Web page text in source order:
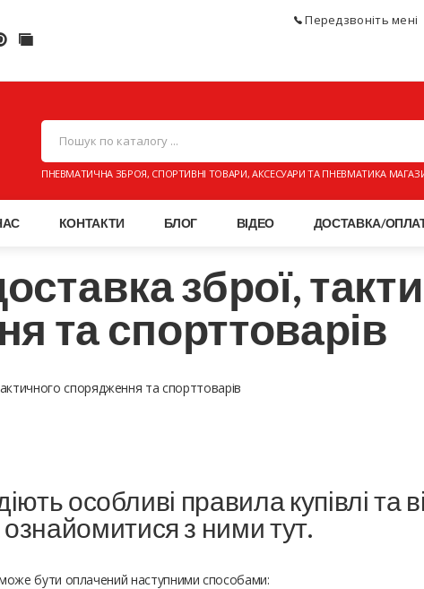
Передзвоніть мені
ПНЕВМАТИЧНА ЗБРОЯ, СПОРТИВНІ ТОВАРИ, АКСЕСУАРИ ТА ПНЕВМАТИКА
КОНТАКТИ БЛОГ ВІДЕО ДОСТАВКА/
зброї,
та спорттоварів
спорядження та спорттоварів
особливі правила купівлі та
з нимитут.
бути оплачений наступними способами: